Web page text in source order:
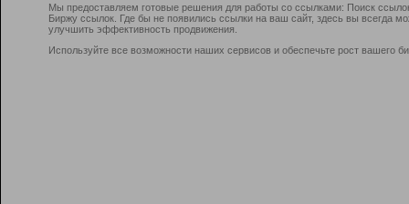
Мы предоставляем готовые решения для работы со ссылками: Поиск
Биржу ссылок. Где бы не появились ссылки на ваш сайт, здесь вы всегда
улучшить эффективность продвижения.
Используйте все возможности наших сервисов и обеспечьте рост вашего